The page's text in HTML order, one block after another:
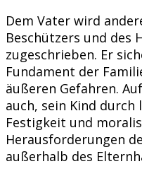
Dem Vater wird
Beschützers und des
zugeschrieben. Er
Fundament der
äußeren Gefahren.
auch, sein Kind
Festigkeit und
Herausforderungen
außerhalb des